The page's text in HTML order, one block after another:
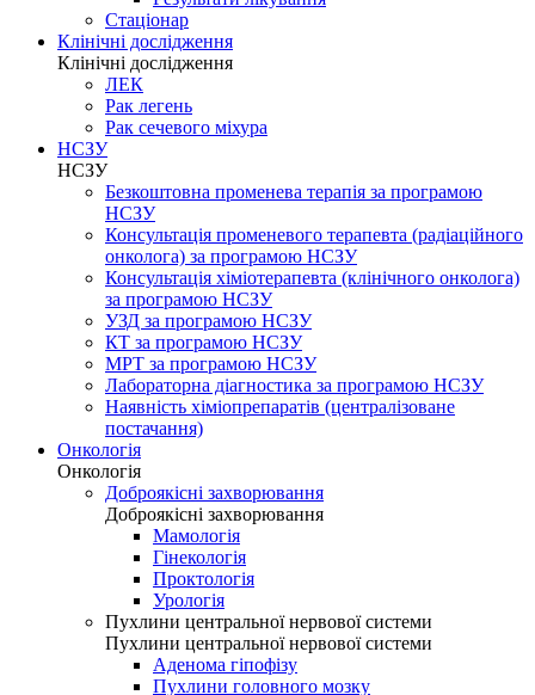
Стаціонар
Клінічні дослідження
Клінічні дослідження
ЛЕК
Рак легень
Рак сечевого міхура
НСЗУ
НСЗУ
Безкоштовна променева терапія за програмою
НСЗУ
Консультація променевого терапевта (радіаційного
онколога) за програмою НСЗУ
Консультація хіміотерапевта (клінічного онколога)
за програмою НСЗУ
УЗД за програмою НСЗУ
КТ за програмою НСЗУ
МРТ за програмою НСЗУ
Лабораторна діагностика за програмою НСЗУ
Наявність хіміопрепаратів (централізоване
постачання)
Онкологія
Онкологія
Доброякісні захворювання
Доброякісні захворювання
Мамологія
Гінекологія
Проктологія
Урологія
Пухлини центральної нервової системи
Пухлини центральної нервової системи
Аденома гіпофізу
Пухлини головного мозку